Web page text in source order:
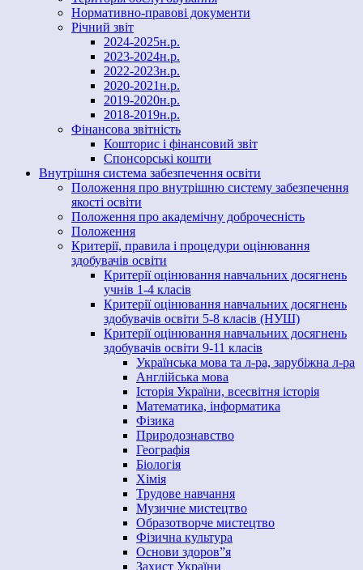
Нормативно-правові документи
Річний звіт
2024-2025н.р.
2023-2024н.р.
2022-2023н.р.
2020-2021н.р.
2019-2020н.р.
2018-2019н.р.
Фінансова звітність
Кошторис і фінансовий звіт
Спонсорські кошти
Внутрішня система забезпечення освіти
Положення про внутрішню систему забезпечення
якості освіти
Положення про академічну доброчесність
Положення
Критерії, правила і процедури оцінювання
здобувачів освіти
Критерії оцінювання навчальних досягнень
учнів 1-4 класів
Критерії оцінювання навчальних досягнень
здобувачів освіти 5-8 класів (НУШ)
Критерії оцінювання навчальних досягнень
здобувачів освіти 9-11 класів
Українська мова та л-ра, зарубіжна л-ра
Англійська мова
Історія України, всесвітня історія
Математика, інформатика
Фізика
Природознавство
Географія
Біологія
Хімія
Трудове навчання
Музичне мистецтво
Образотворче мистецтво
Фізична культура
Основи здоров”я
Захист України